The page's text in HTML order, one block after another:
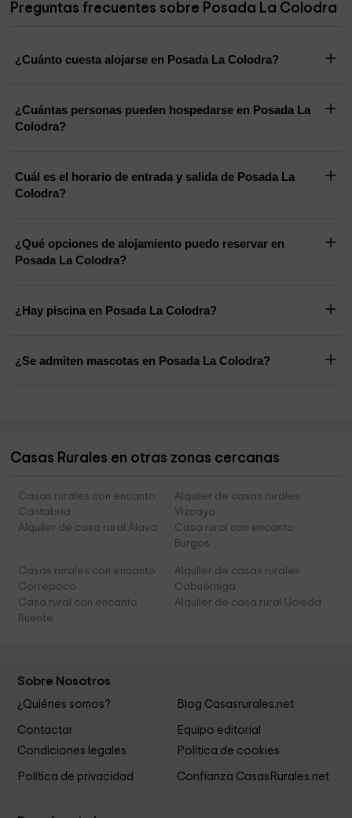
Preguntas frecuentes sobre Posada La Colodra
¿Cuánto cuesta alojarse en Posada La Colodra?
¿Cuántas personas pueden hospedarse en Posada La
Colodra?
Cuál es el horario de entrada y salida de Posada La
Colodra?
¿Qué opciones de alojamiento puedo reservar en
Posada La Colodra?
¿Hay piscina en Posada La Colodra?
¿Se admiten mascotas en Posada La Colodra?
Casas Rurales en otras zonas cercanas
Casas rurales con encanto
Cantabria
Alquiler de casas rurales
Vizcaya
Alquiler de casa rural Álava
Casa rural con encanto
Burgos
Casas rurales con encanto
Correpoco
Alquiler de casas rurales
Cabuérniga
Casa rural con encanto
Ruente
Alquiler de casa rural Ucieda
Sobre Nosotros
¿Quiénes somos? Blog Casasrurales.net
Contactar
Equipo editorial
Condiciones legales
Política de cookies
Política de privacidad Confianza CasasRurales.net